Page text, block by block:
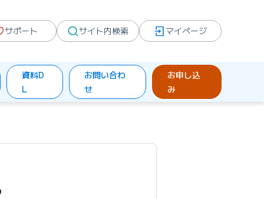
サポート サイト内検索 マイページ
資料D
L
お問い合わ
せ
お申し込
み